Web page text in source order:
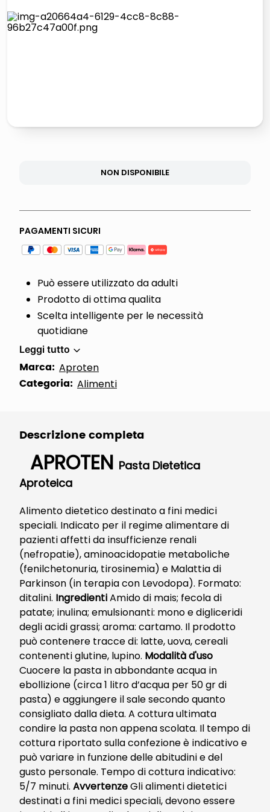
NON DISPONIBILE
PAGAMENTI SICURI
Può essere utilizzato da adulti
Prodotto di ottima qualita
Scelta intelligente per le necessità
quotidiane
Leggi tutto
Marca: Aproten
Categoria: Alimenti
Descrizione completa
APROTEN Pasta Dietetica
Aproteica
Alimento dietetico destinato a fini medici
speciali. Indicato per il regime alimentare di
pazienti affetti da insufficienze renali
(nefropatie), aminoacidopatie metaboliche
(fenilchetonuria, tirosinemia) e Malattia di
Parkinson (in terapia con Levodopa). Formato:
ditalini. IngredientiAmido di mais; fecola di
patate; inulina; emulsionanti: mono e digliceridi
degli acidi grassi; aroma: cartamo. Il prodotto
può contenere tracce di: latte, uova, cereali
contenenti glutine, lupino. Modalità d'uso
Cuocere la pasta in abbondante acqua in
ebollizione (circa 1 litro d’acqua per 50 gr di
pasta) e aggiungere il sale secondo quanto
consigliato dalla dieta. A cottura ultimata
condire la pasta non appena scolata. Il tempo di
cottura riportato sulla confezione è indicativo e
può variare in funzione delle abitudini e del
gusto personale. Tempo di cottura indicativo:
5/7 minuti. AvvertenzeGli alimenti dietetici
destinati a fini medici speciali, devono essere